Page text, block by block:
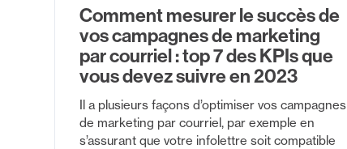
Comment mesurer le succès de
vos campagnes de marketing
par courriel : top 7 des KPIs que
vous devez suivre en 2023
Il a plusieurs façons d’optimiser vos campagnes
de marketing par courriel, par exemple en
s’assurant que votre infolettre soit compatible